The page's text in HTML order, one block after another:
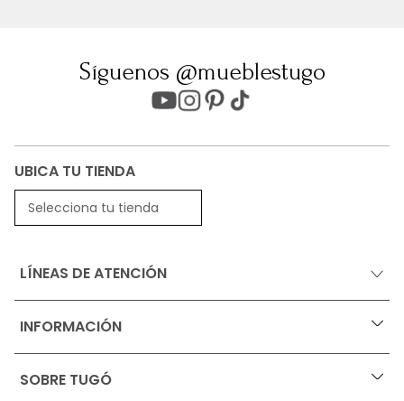
Síguenos @mueblestugo
UBICA TU TIENDA
Selecciona tu tienda
LÍNEAS DE ATENCIÓN
INFORMACIÓN +
Ofertas vigentes
SOBRE TUGÓ +